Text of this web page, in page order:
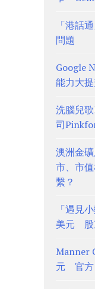
「港話
問題
Google
能力大
洗腦兒
司
澳洲金
市、市
繫？
「遇見
美元 股
Manner
元 官方